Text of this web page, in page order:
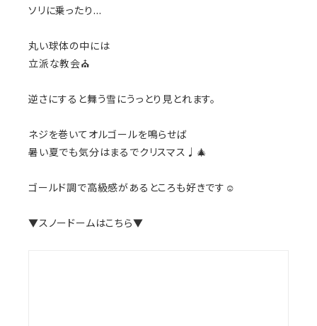
ソリに乗ったり…
丸い球体の中には
立派な教会⛪️
逆さにすると舞う雪にうっとり見とれます。
ネジを巻いてオルゴールを鳴らせば
暑い夏でも気分はまるでクリスマス♩🎄
ゴールド調で高級感があるところも好きです☺️
▼スノードームはこちら▼